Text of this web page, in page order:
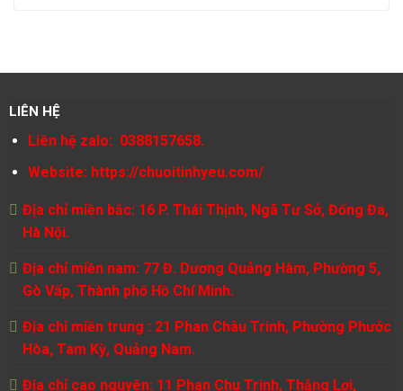
LIÊN HỆ
Liên hệ zalo: 0388157658.
Website: https://chuoitinhyeu.com/
Địa chỉ miền bắc: 16 P. Thái Thịnh, Ngã Tư Sở, Đống Đa,
Hà Nội.
Địa chỉ miền nam: 77 Đ. Dương Quảng Hàm, Phường 5,
Gò Vấp, Thành phố Hồ Chí Minh.
Địa chỉ miền trung : 21 Phan Châu Trinh, Phường Phước
Hòa, Tam Kỳ, Quảng Nam.
Địa chỉ cao nguyên: 11 Phan Chu Trinh, Thắng Lợi,